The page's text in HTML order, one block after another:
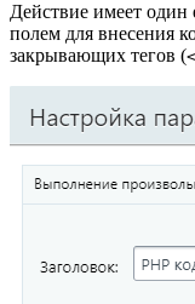
Действие имеет
полем для внесения
закрывающих тегов (